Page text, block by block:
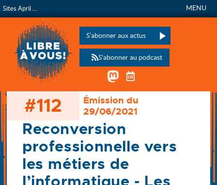
Libre à vous !
L’émission de radio
MENU
S’abonner aux actus
Veuillez laisser ce champ vide :
Mastodon
S'abonner au podcast
Accueil
Les émissions
#112
Émission du
29/06/2021
Reconversion
professionnelle vers
les métiers de
Sites April ...